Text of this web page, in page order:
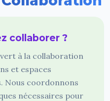
collaborer ?
à la collaboration
et espaces
Nous coordonnons
nécessaires pour